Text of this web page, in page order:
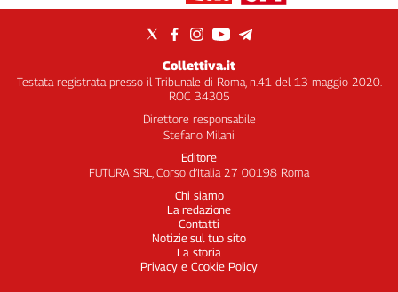
Fp
Collettiva.it
Testata registrata presso il Tribunale di Roma, n.41 del 13 maggio 2020.
ROC 34305
Direttore responsabile
Stefano Milani
Editore
FUTURA SRL, Corso d’Italia 27 00198 Roma
Chi siamo
La redazione
Contatti
Notizie sul tuo sito
La storia
Privacy e Cookie Policy